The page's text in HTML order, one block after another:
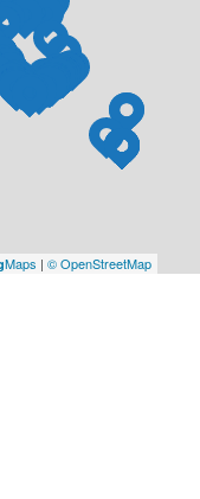
Maps | © OpenStreetMap